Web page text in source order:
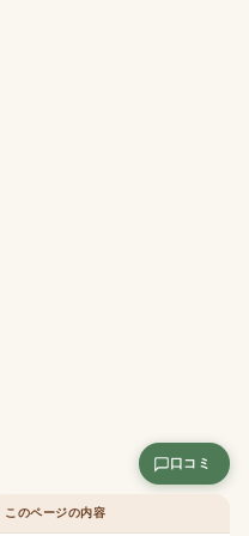
口コミ
このページの内容